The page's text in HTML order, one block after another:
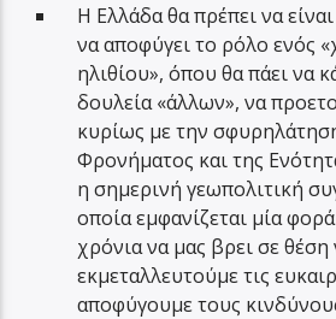
Η Ελλάδα θα πρέπει να
να αποφύγει το ρόλο ενός
ηλιθίου», όπου θα πάει να
δουλεία «άλλων», να
κυρίως με την
Φρονήματος και της
η σημερινή γεωπολιτική
οποία εμφανίζεται μία
χρόνια να μας βρει σε θέση
εκμεταλλευτούμε τις
αποφύγουμε τους